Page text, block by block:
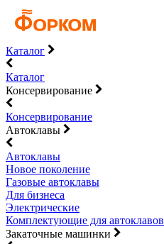
Каталог
Каталог
Консервирование
Консервирование
Автоклавы
Автоклавы
Новое поколение
Газовые автоклавы
Для бизнеса
Электрические
Комплектующие для автоклавов
Закаточные машинки